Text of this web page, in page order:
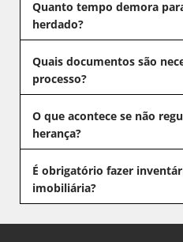
Quanto tempo demora
herdado?
Quais documentos são
processo?
O que acontece se não
herança?
É obrigatório fazer
imobiliária?